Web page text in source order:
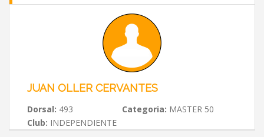
JUAN OLLER CERVANTES
Dorsal: 493 Categoria: MASTER 50
Club: INDEPENDIENTE